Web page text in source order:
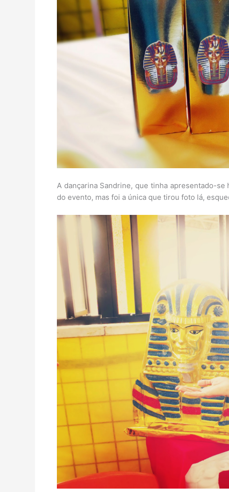
A dançarina Sandrine, que tinha apresentado-
do evento, mas foi a única que tirou foto lá,